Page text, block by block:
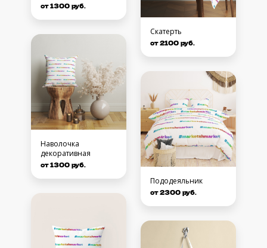
от 1300 руб.
Наволочка
декоративная
от 1300 руб.
Скатерть
от 2100 руб.
Пододеяльник
от 2300 руб.